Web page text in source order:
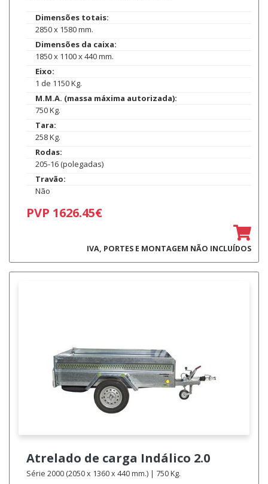
Dimensões totais:
2850 x 1580 mm.
Dimensões da caixa:
1850 x 1100 x 440 mm.
Eixo:
1 de 1150 Kg.
M.M.A. (massa máxima autorizada):
750 Kg.
Tara:
258 Kg.
Rodas:
205-16 (polegadas)
Travão:
Não
PVP 1626.45€
IVA, PORTES E MONTAGEM NÃO INCLUÍDOS
Atrelado de carga Indálico 2.0
Série 2000 (2050 x 1360 x 440 mm.) | 750 Kg.